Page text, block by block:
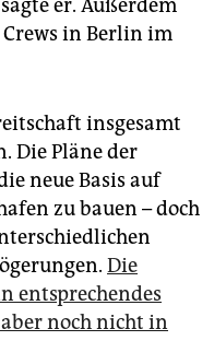
er. Außerdem
in Berlin im
insgesamt
Die Pläne der
neue Basis auf
zu bauen – doch
Die
entsprechendes
noch nicht in